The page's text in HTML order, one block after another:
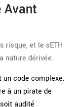
Avant
risque, et le sETH
nature dérivée.
un code complexe.
à un pirate de
audité